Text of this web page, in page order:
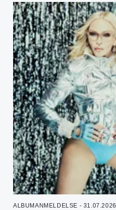
ALBUMANMELDELSE - 31.07.2026